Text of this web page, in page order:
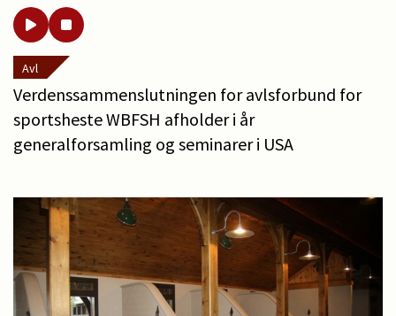
Avl
Verdenssammenslutningen for avlsforbund for
sportsheste WBFSH afholder i år
generalforsamling og seminarer i USA